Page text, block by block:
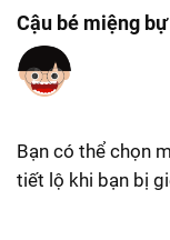
Cậu bé miệng bự
Bạn có thể chọn
tiết lộ khi bạn bị